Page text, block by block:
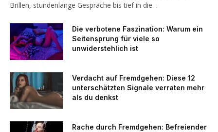
Brillen, stundenlange Gespräche bis tief in die…
Die verbotene Faszination: Warum ein
Seitensprung für viele so
unwiderstehlich ist
Verdacht auf Fremdgehen: Diese 12
unterschätzten Signale verraten mehr
als du denkst
Rache durch Fremdgehen: Befreiender